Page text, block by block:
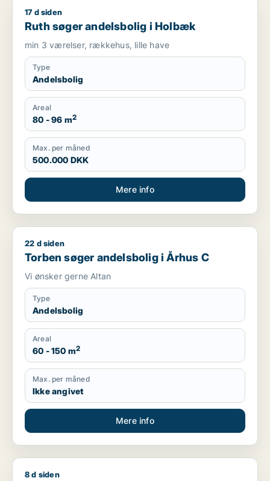
Ruth søger andelsbolig i Holbæk
17 d siden
Ruth søger andelsbolig i Holbæk
min 3 værelser, rækkehus, lille have
Type
Andelsbolig
Areal
80 - 96 m2
Max. per måned
500.000 DKK
Mere info
Torben søger andelsbolig i Århus C
22 d siden
Torben søger andelsbolig i Århus C
Vi ønsker gerne Altan
Type
Andelsbolig
Areal
60 - 150 m2
Max. per måned
Ikke angivet
Mere info
Annelise søger andelsbolig i Lyngby-Taarbæk eller Gentofte
8 d siden